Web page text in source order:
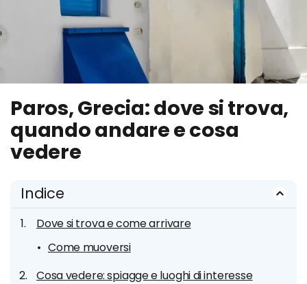
Paros, Grecia: dove si trova,
quando andare e cosa
vedere
Indice
Dove si trova e come arrivare
Come muoversi
Cosa vedere: spiagge e luoghi di interesse